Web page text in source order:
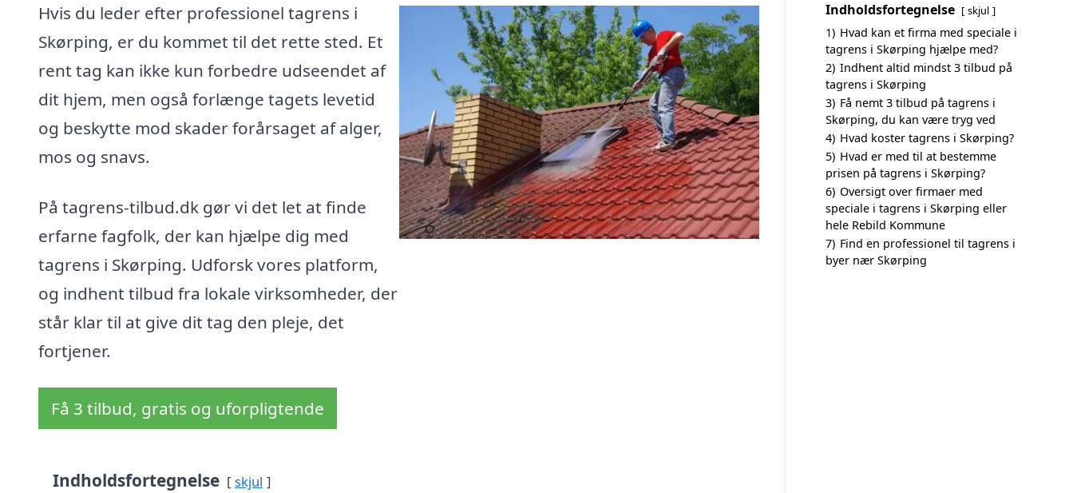
Hvis du leder efter professionel tagrens i
Skørping, er du kommet til det rette sted. Et
rent tag kan ikke kun forbedre udseendet af
dit hjem, men også forlænge tagets levetid
og beskytte mod skader forårsaget af alger,
mos og snavs.
På tagrens-tilbud.dk gør vi det let at finde
erfarne fagfolk, der kan hjælpe dig med
tagrens i Skørping. Udforsk vores platform,
og indhent tilbud fra lokale virksomheder, der
står klar til at give dit tag den pleje, det
fortjener.
Få 3 tilbud, gratis og uforpligtende
Indholdsfortegnelse skjul
Indholdsfortegnelse skjul
1) Hvad kan et firma med speciale i
tagrens i Skørping hjælpe med?
2) Indhent altid mindst 3 tilbud på
tagrens i Skørping
3) Få nemt 3 tilbud på tagrens i
Skørping, du kan være tryg ved
4) Hvad koster tagrens i Skørping?
5) Hvad er med til at bestemme
prisen på tagrens i Skørping?
6) Oversigt over firmaer med
speciale i tagrens i Skørping eller
hele Rebild Kommune
7) Find en professionel til tagrens i
byer nær Skørping